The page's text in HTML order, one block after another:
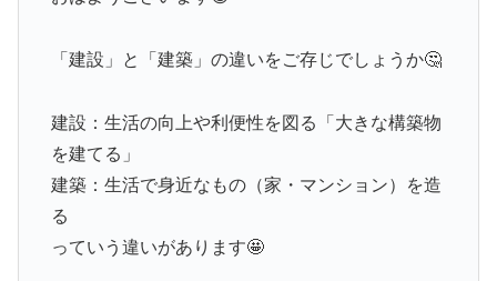
「建設」と「建築」の違いをご存じでしょうか🤔
建設：生活の向上や利便性を図る「大きな構築物
を建てる」
建築：生活で身近なもの（家・マンション）を造
る
っていう違いがあります🤩